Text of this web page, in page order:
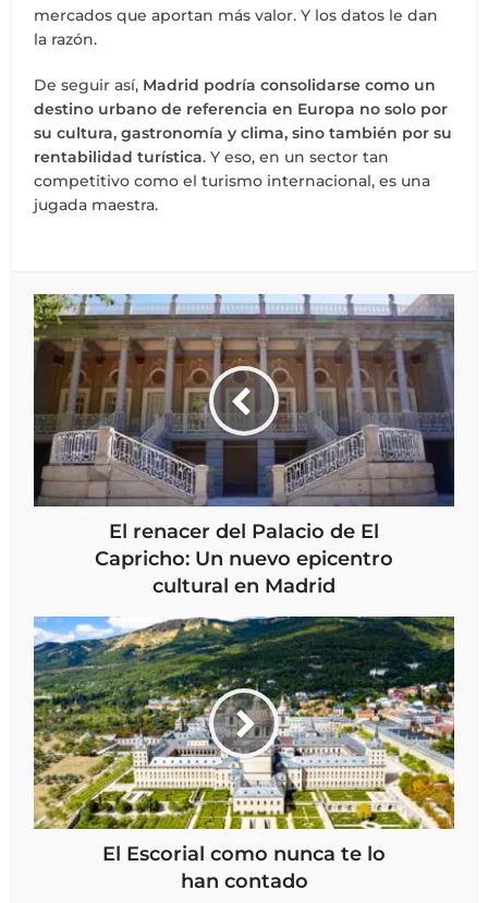
mercados que aportan más valor. Y los datos le dan
la razón.
De seguir así, Madrid podría consolidarse como un
destino urbano de referencia en Europa no solo por
su cultura, gastronomía y clima, sino también por su
rentabilidad turística. Y eso, en un sector tan
competitivo como el turismo internacional, es una
jugada maestra.
El renacer del Palacio de El
Capricho: Un nuevo epicentro
cultural en Madrid
El Escorial como nunca te lo
han contado